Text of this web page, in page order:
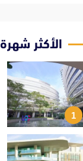
الأكثر شهرة
1